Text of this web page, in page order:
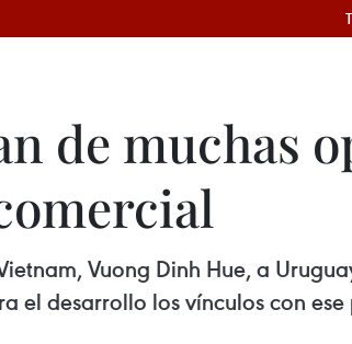
de muchas
Vuong Dinh Hue, a
el desarrollo los vínculos con ese